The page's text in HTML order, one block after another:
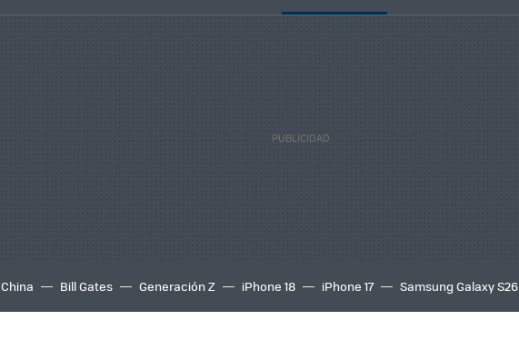
China Bill Gates Generación Z iPhone 18 iPhone 17 Samsung Galaxy S26